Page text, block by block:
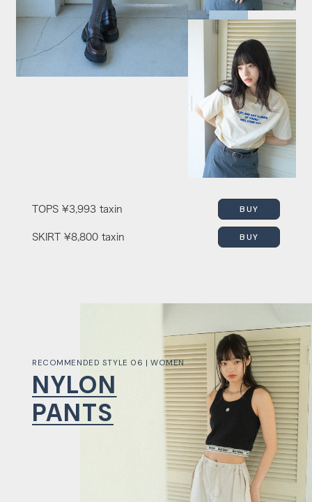
TOPS ¥3,993 taxin BUY
SKIRT ¥8,800 taxin BUY
RECOMMENDED STYLE 06 | WOMEN
NYLON
PANTS